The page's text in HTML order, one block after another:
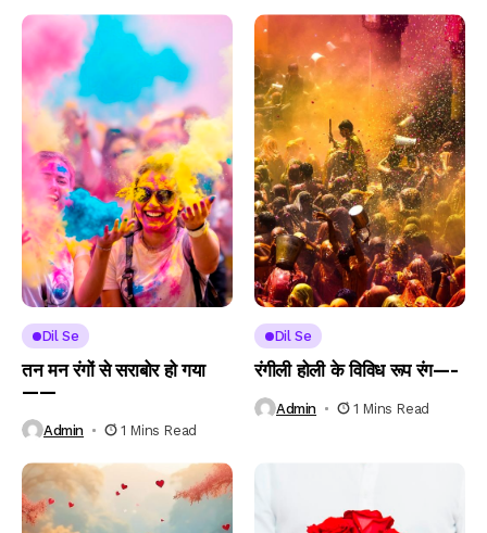
Dil Se
तन मन रंगों से सराबोर हो गया
——
Admin 1 Mins Read
Dil Se
रंगीली होली के विविध रूप रंग—-
Admin 1 Mins Read